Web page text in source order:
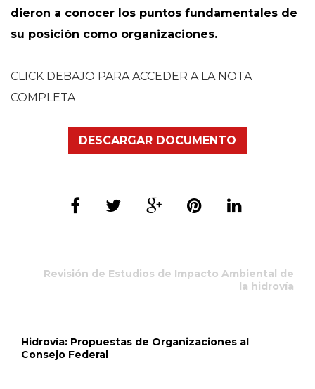
dieron a conocer los puntos fundamentales de
su posición como organizaciones.
CLICK DEBAJO PARA ACCEDER A LA NOTA
COMPLETA
DESCARGAR DOCUMENTO
Revisión de Estudios de Impacto Ambiental de
la hidrovía
Hidrovía: Propuestas de Organizaciones al
Consejo Federal